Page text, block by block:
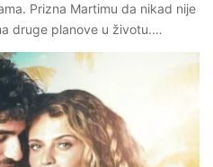
Prizna Martimu da nikad nije
druge planove u životu.…